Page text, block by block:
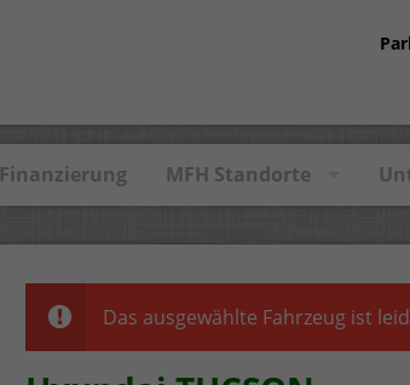
Finanzierung MFH Standorte
Das ausgewählte Fahrzeug ist